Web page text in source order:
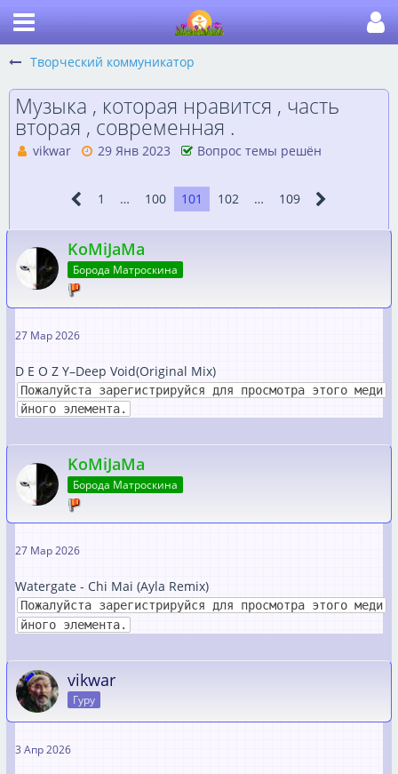
Творческий коммуникатор
Музыка , которая нравится , часть
вторая , современная .
vikwar 29 Янв 2023 Вопрос темы решён
1 … 100 101 102 … 109
KoMiJaMa
Борода Матроскина
27 Мар 2026
D E O Z Y–Deep Void(Original Mix)
Пожалуйста зарегистрируйся для просмотра этого меди
йного элемента.
KoMiJaMa
Борода Матроскина
27 Мар 2026
Watergate - Chi Mai (Ayla Remix)
Пожалуйста зарегистрируйся для просмотра этого меди
йного элемента.
vikwar
Гуру
3 Апр 2026